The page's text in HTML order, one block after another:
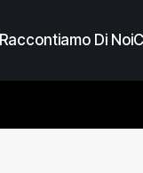
Raccontiamo Di Noi